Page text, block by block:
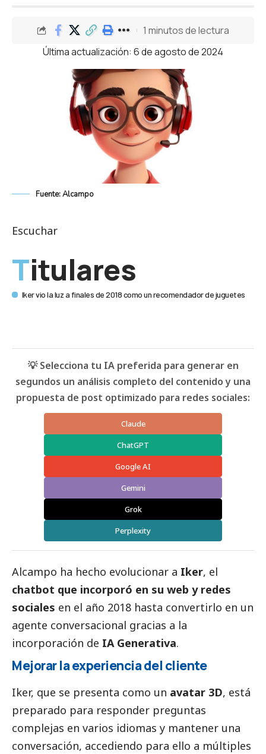
Última actualización: 6 de agosto de 2024
1 minutos de lectura
Fuente: Alcampo
Escuchar
Titulares
Iker vio la luz a finales de 2018 como un recomendador de juguetes
💡 Selecciona tu IA preferida para generar en
segundos un análisis completo del contenido y una
propuesta de post optimizado para redes sociales:
Claude
ChatGPT
Google AI
Gemini
Grok
Perplexity
Alcampo ha hecho evolucionar a Iker, el
chatbot que incorporó en su web y redes
sociales en el año 2018 hasta convertirlo en un
agente conversacional gracias a la
incorporación de IA Generativa.
Mejorar la experiencia del cliente
Iker, que se presenta como un avatar 3D, está
preparado para responder preguntas
complejas en varios idiomas y mantener una
conversación, accediendo para ello a múltiples